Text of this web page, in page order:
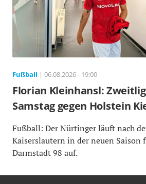
Fußball | 06.08.2026 - 19:00
Florian Kleinhansl:
Samstag gegen Holstein
Fußball: Der Nürtinger läuft nach
Kaiserslautern in der neuen Saison
Darmstadt 98 auf.